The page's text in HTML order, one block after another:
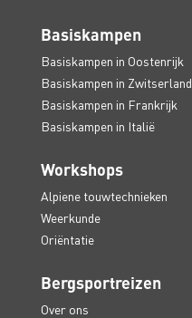
Basiskampen
Basiskampen in Oostenrijk
Basiskampen in Zwitserland
Basiskampen in Frankrijk
Basiskampen in Italië
Workshops
Alpiene touwtechnieken
Weerkunde
Oriëntatie
Bergsportreizen
Over ons